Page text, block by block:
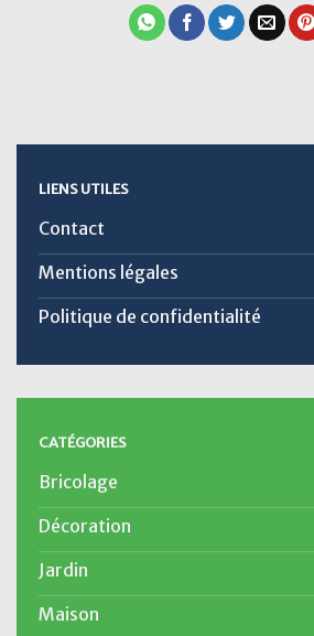
LIENS UTILES
Contact
Mentions légales
Politique de confidentialité
CATÉGORIES
Bricolage
Décoration
Jardin
Maison